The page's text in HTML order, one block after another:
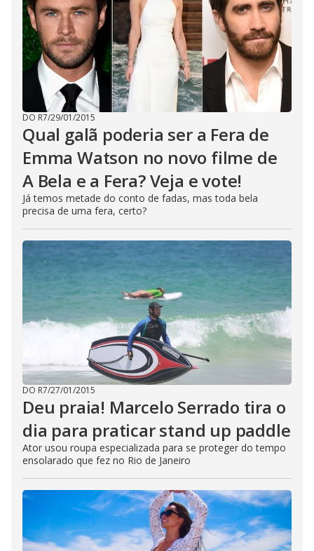
DO R7/29/01/2015
Qual galã poderia ser a Fera de
Emma Watson no novo filme de
A Bela e a Fera? Veja e vote!
Já temos metade do conto de fadas, mas toda bela
precisa de uma fera, certo?
DO R7/27/01/2015
Deu praia! Marcelo Serrado tira o
dia para praticar stand up paddle
Ator usou roupa especializada para se proteger do tempo
ensolarado que fez no Rio de Janeiro